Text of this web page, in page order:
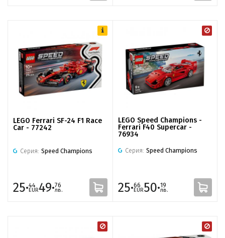
LEGO Ferrari SF-24 F1 Race
Car - 77242
Серия: Speed Champions
25·44
EUR49·76
лв.
LEGO Speed Champions -
Ferrari F40 Supercar -
76934
Серия: Speed Champions
25·66
EUR50·19
лв.